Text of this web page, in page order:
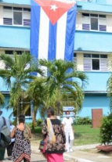
con
mieloma
múltiple»